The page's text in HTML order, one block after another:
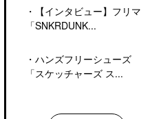
・
【インタビュー】フリマ
「SNKRDUNK...
・ ハンズフリーシューズ
「スケッチャーズ ス...